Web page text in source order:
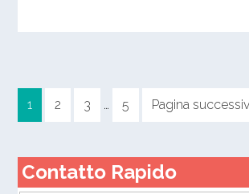
1 2 3 … 5 Pagina
Contatto Rapido